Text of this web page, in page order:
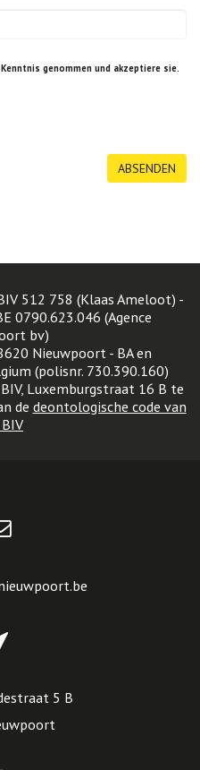
genommen und akzeptiere sie.
512 758 (Klaas Ameloot) -
0790.623.046 (Agence
bv)
Nieuwpoort - BA en
(polisnr. 730.390.160)
Luxemburgstraat 16 B te
de deontologische code van
5 B